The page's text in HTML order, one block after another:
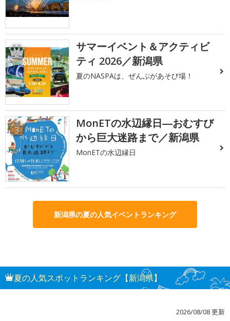
2
サマーイベント＆アクティビ
ティ 2026／新潟県
夏のNASPAは、ぜんぶがあそび場！
3
MonETの水辺縁日―おむすび
から巨大迷路まで／新潟県
MonETの水辺縁日
新潟県の夏の人気イベントランキング
夏の人気スポットランキング【新潟県】
2026/08/08 更新